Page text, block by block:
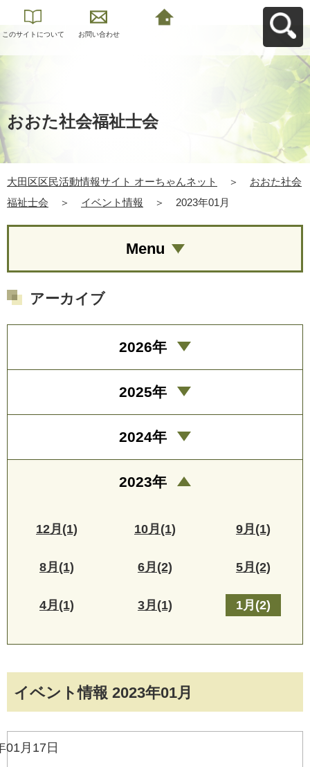
このサイトについて お問い合わせ
おおた社会福祉士会
大田区区民活動情報サイト オーちゃんネット ＞
おおた社会
福祉士会
＞ イベント情報 ＞ 2023年01月
イベント情報 2023年01月
01月17日
Menu
アーカイブ
2026年
2025年
2024年
2023年
12月(1) 10月(1) 9月(1)
8月(1) 6月(2) 5月(2)
4月(1) 3月(1) 1月(2)